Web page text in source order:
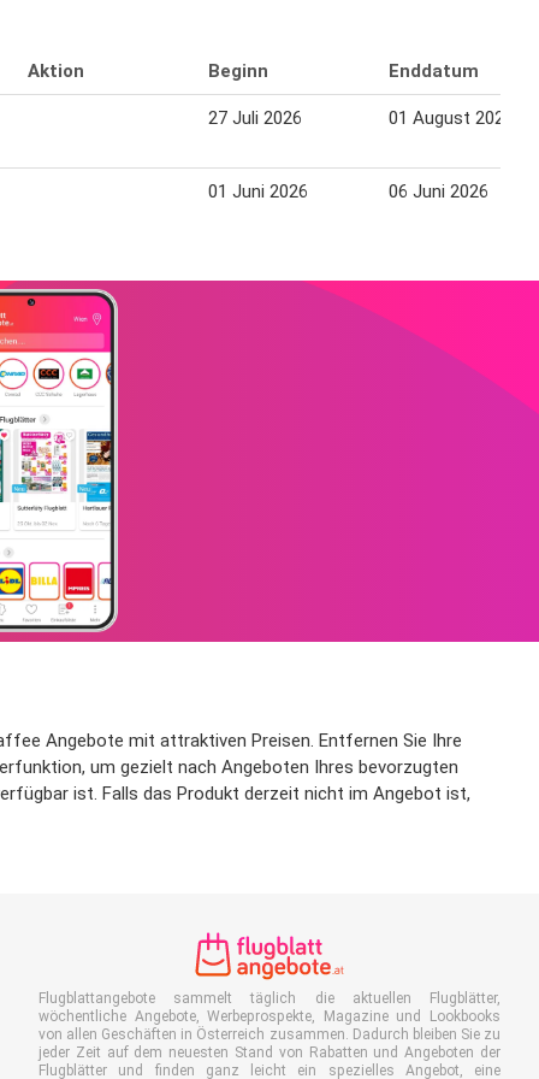
Aktion Beginn Enddatum
27 Juli 2026 01 August 2026
01 Juni 2026 06 Juni 2026
Angebote mit attraktiven Preisen. Entfernen Sie Ihre
um gezielt nach Angeboten Ihres bevorzugten
ist. Falls das Produkt derzeit nicht im Angebot ist,
Flugblattangebote sammelt täglich die aktuellen Flugblätter,
wöchentliche Angebote, Werbeprospekte, Magazine und Lookbooks
von allen Geschäften in Österreich zusammen. Dadurch bleiben Sie zu
jeder Zeit auf dem neuesten Stand von Rabatten und Angeboten der
Flugblätter und finden ganz leicht ein spezielles Angebot, eine